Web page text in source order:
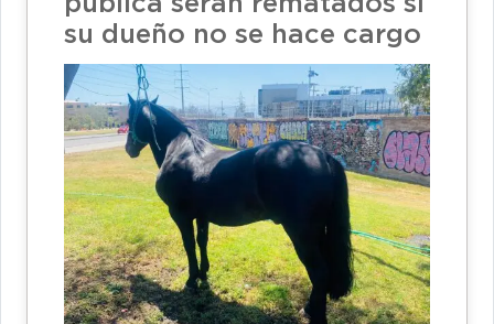
pública serán rematados si
su dueño no se hace cargo